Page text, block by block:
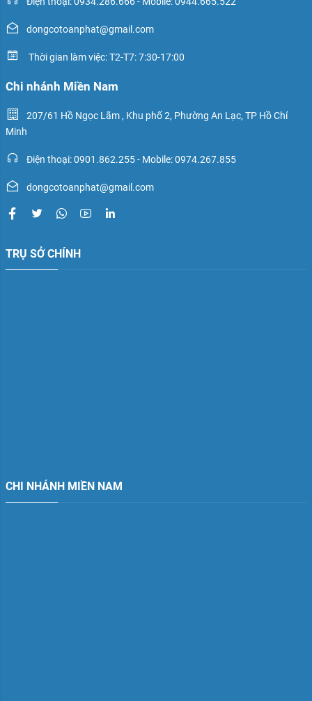
dongcotoanphat@gmail.com
Thời gian làm việc: T2-T7: 7:30-17:00
Chi nhánh Miền Nam
207/61 Hồ Ngọc Lãm , Khu phố 2, Phường An Lạc, TP Hồ Chí
Minh
Điện thoại: 0901.862.255 - Mobile: 0974.267.855
dongcotoanphat@gmail.com
TRỤ SỞ CHÍNH
CHI NHÁNH MIỀN NAM